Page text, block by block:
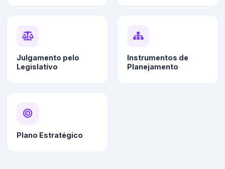
Julgamento pelo
Legislativo
Instrumentos de
Planejamento
Plano Estratégico